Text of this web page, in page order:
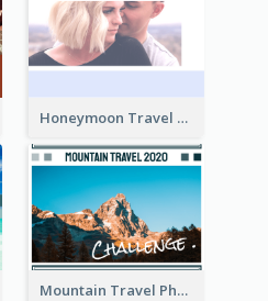
Honeymoon Travel Photo Book
Mountain Travel Photo Book